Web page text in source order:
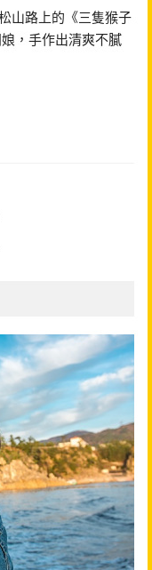
山路上的《三隻猴子
，手作出清爽不膩